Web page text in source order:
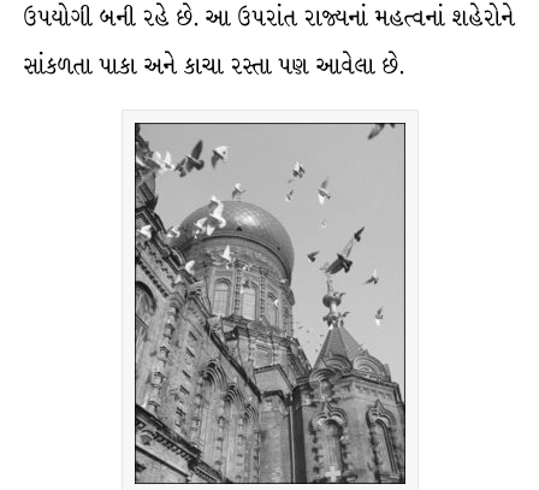
ઉપયોગી બની રહે છે. આ ઉપરાંત રાજ્યનાં મહત્વનાં શહેરોને
સાંકળતા પાકા અને કાચા રસ્તા પણ આવેલા છે.